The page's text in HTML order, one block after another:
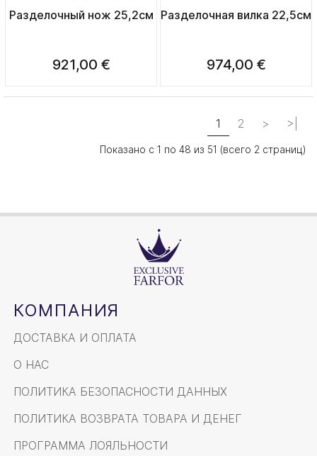
Разделочный нож 25,2см
921,00 €
Разделочная вилка 22,5см
974,00 €
1 2 > >|
Показано с 1 по 48 из 51 (всего 2 страниц)
КОМПАНИЯ
ДОСТАВКА И ОПЛАТА
О НАС
ПОЛИТИКА БЕЗОПАСНОСТИ ДАННЫХ
ПОЛИТИКА ВОЗВРАТА ТОВАРА И ДЕНЕГ
ПРОГРАММА ЛОЯЛЬНОСТИ